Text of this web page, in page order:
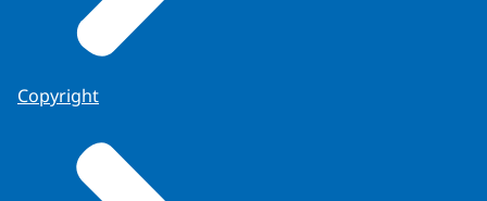
Copyright